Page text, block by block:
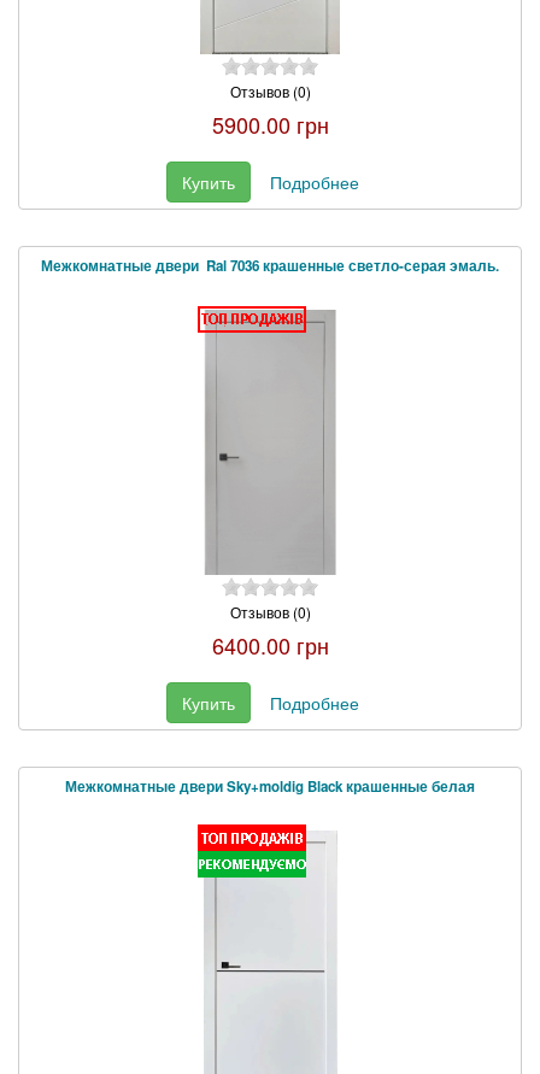
Отзывов (0)
5900.00 грн
Купить Подробнее
Межкомнатные двери Ral 7036 крашенные светло-серая эмаль.
Отзывов (0)
6400.00 грн
Купить Подробнее
Межкомнатные двери Sky+moldig Black крашенные белая